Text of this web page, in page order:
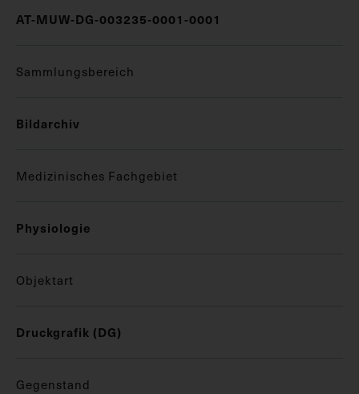
AT-MUW-DG-003235-0001-0001
Sammlungsbereich
Bildarchiv
Medizinisches Fachgebiet
Physiologie
Objektart
Druckgrafik (DG)
Gegenstand